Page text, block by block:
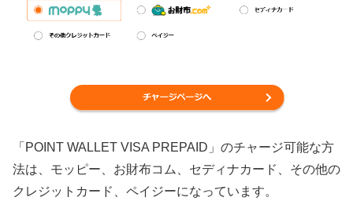
「POINT WALLET VISA PREPAID」のチャージ可能な方
法は、モッピー、お財布コム、セディナカード、その他の
クレジットカード、ペイジーになっています。